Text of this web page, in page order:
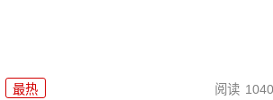
最热 阅读